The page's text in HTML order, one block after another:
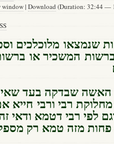
window| Download (Duration: 32:44 —
שנמצאו מלוכלכים
המשכיר או
האשה שבדקה בעד
רבי ורבי חייא
לפי רבי דטמא ודאי
פחות מזה טמא רק